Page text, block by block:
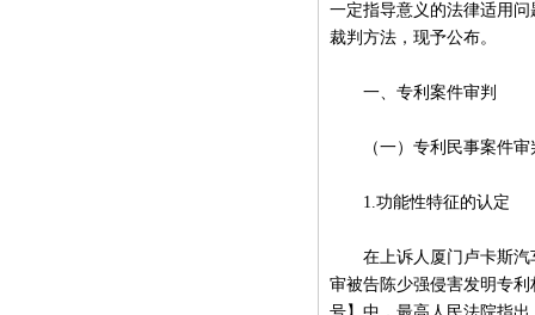
一定指导意义的法律适用
裁判方法，现予公布。
一、 专利案件审判
（一）专利民事案件审
1.功能性特征的认定
在上诉人厦门卢卡斯汽
审被告陈少强侵害发明专